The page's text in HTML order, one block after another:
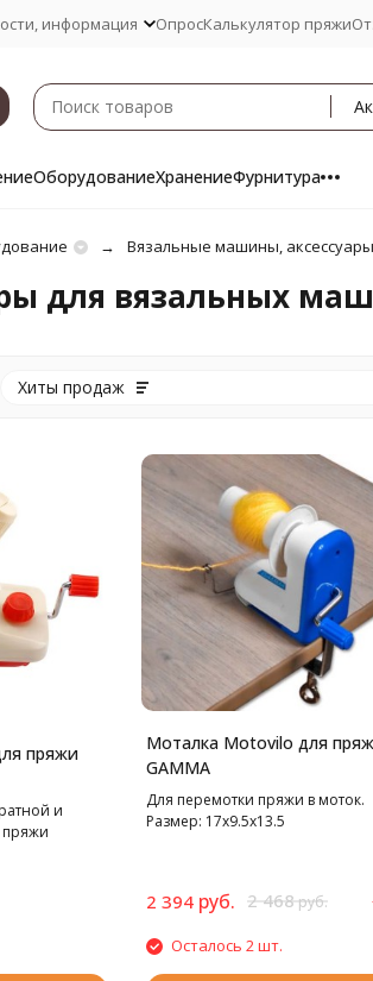
информация ОпросКалькулятор пряжи
ОборудованиеХранениеФурнитура
Вязальные машины, аксессуары
для вязальных
Хиты продаж
пряжи
и
пряжи
Моталка Motovilo для
GAMMA
Для перемотки пряжи в моток.
Размер: 17х9.5х13.5
2 394 руб. 2 468руб.
Осталось 2 шт.